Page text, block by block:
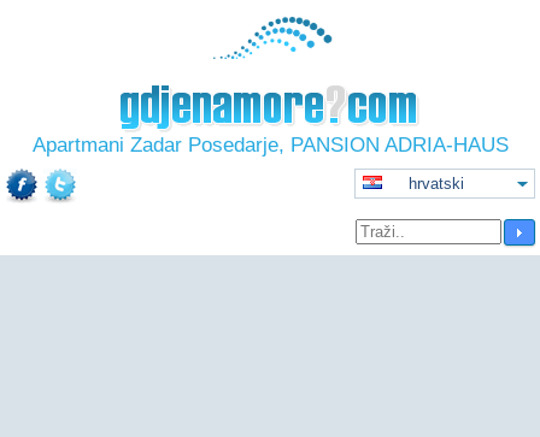
Apartmani Zadar Posedarje, PANSION ADRIA-HAUS
hrvatski